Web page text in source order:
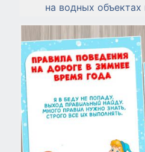
на водных